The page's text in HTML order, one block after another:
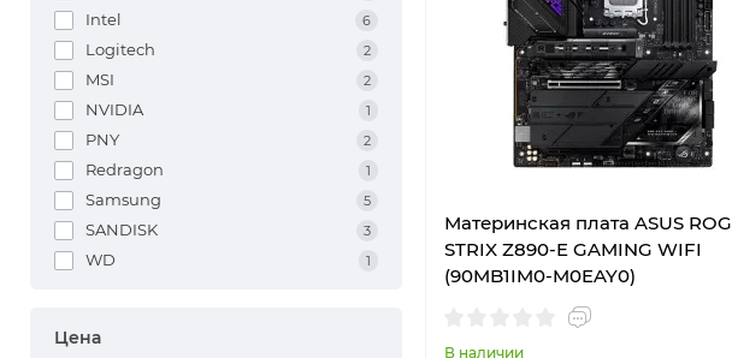
Intel 6
Logitech 2
MSI 2
NVIDIA 1
PNY 2
Redragon 1
Samsung 5
SANDISK 3
WD 1
Цена
Материнская плата ASUS ROG
STRIX Z890-E GAMING WIFI
(90MB1IM0-M0EAY0)
В наличии